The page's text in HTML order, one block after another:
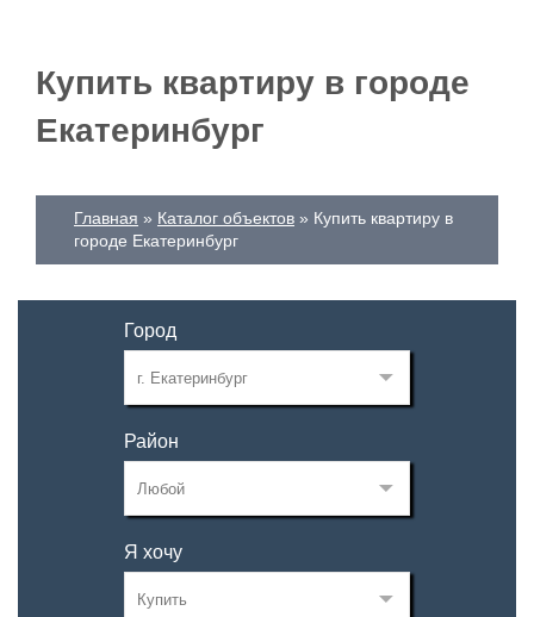
Купить квартиру в городе
Екатеринбург
Главная Каталог объектов
Купить квартиру в
городе Екатеринбург
Город
Район
Я хочу